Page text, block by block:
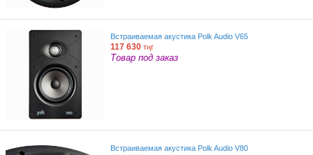
Встраиваемая акустика Polk Audio V65
117 630 тңг
Товар под заказ
Встраиваемая акустика Polk Audio V80